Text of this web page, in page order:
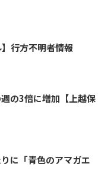
行方不明者情報
に「青色のアマガエ